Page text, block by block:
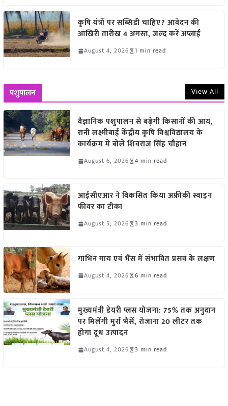
कृषि यंत्रों पर सब्सिडी चाहिए? आवेदन की
आखिरी तारीख 4 अगस्त, जल्द करें अप्लाई
August 4, 2026 1 min read
पशुपालन View All
वैज्ञानिक पशुपालन से बढ़ेगी किसानों की आय,
रानी लक्ष्मीबाई केंद्रीय कृषि विश्वविद्यालय के
कार्यक्रम में बोले शिवराज सिंह चौहान
August 6, 2026 4 min read
आईसीएआर ने विकसित किया अफ्रीकी स्वाइन
फीवर का टीका
August 5, 2026 3 min read
गाभिन गाय एवं भैंस में संभावित प्रसव के लक्षण
August 4, 2026 6 min read
मुख्यमंत्री डेयरी प्लस योजना: 75% तक अनुदान
पर मिलेंगी मुर्रा भैंसें, रोजाना 20 लीटर तक
होगा दूध उत्पादन
August 4, 2026 3 min read